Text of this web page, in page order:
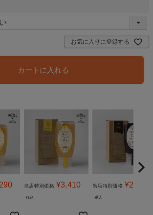
お気に入りに登録する
カートに入れる
当店特別価格 ¥3,410
税込
当店特別価格 ¥2,490
税込